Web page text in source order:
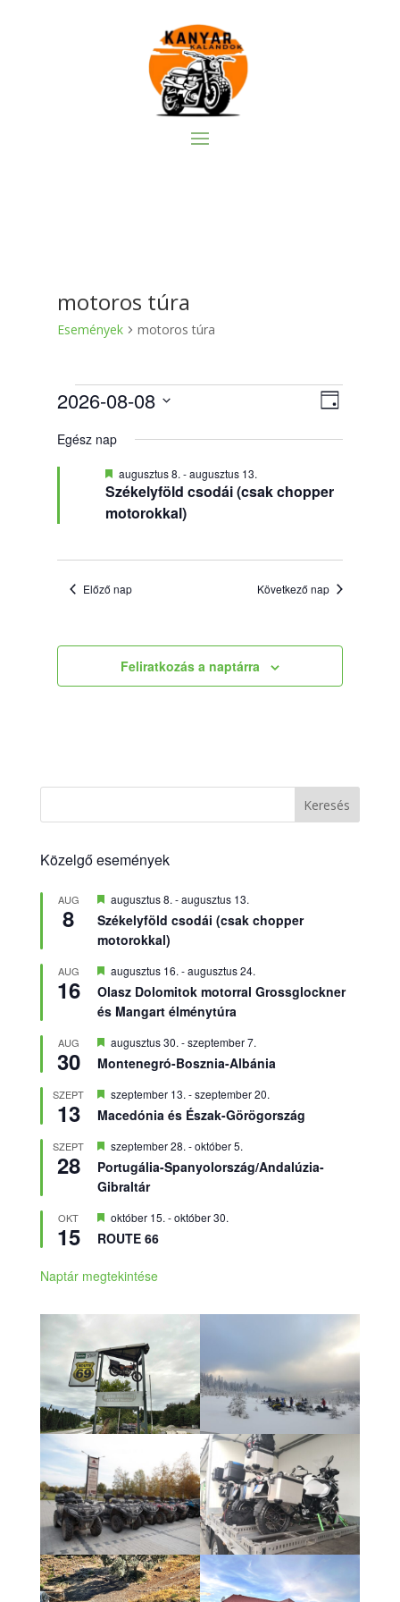
motoros túra
Események motoros túra
Események
for
2026
augusztus
nézet
Nap
2026-08-08
kiválasztása.
Egész nap
Székelyföld csodái (csak chopper
motorokkal)
Kiemelt
augusztus 8. -augusztus 13.
Előző nap Következő nap
Feliratkozás a naptárra
Keresés
Közelgő események
AUG
8
Kiemelt
augusztus 8. -augusztus 13.
Székelyföld csodái (csak chopper
motorokkal)
AUG
16
Kiemelt
augusztus 16. -augusztus 24.
Olasz Dolomitok motorral Grossglockner
és Mangart élménytúra
AUG
30
Kiemelt
augusztus 30. -szeptember 7.
Montenegró-Bosznia-Albánia
SZEPT
13
Kiemelt
szeptember 13. -szeptember 20.
Macedónia és Észak-Görögország
SZEPT
28
Kiemelt
szeptember 28. -október 5.
Portugália-Spanyolország/Andalúzia-
Gibraltár
OKT
15
Kiemelt
október 15. -október 30.
ROUTE 66
Naptár megtekintése